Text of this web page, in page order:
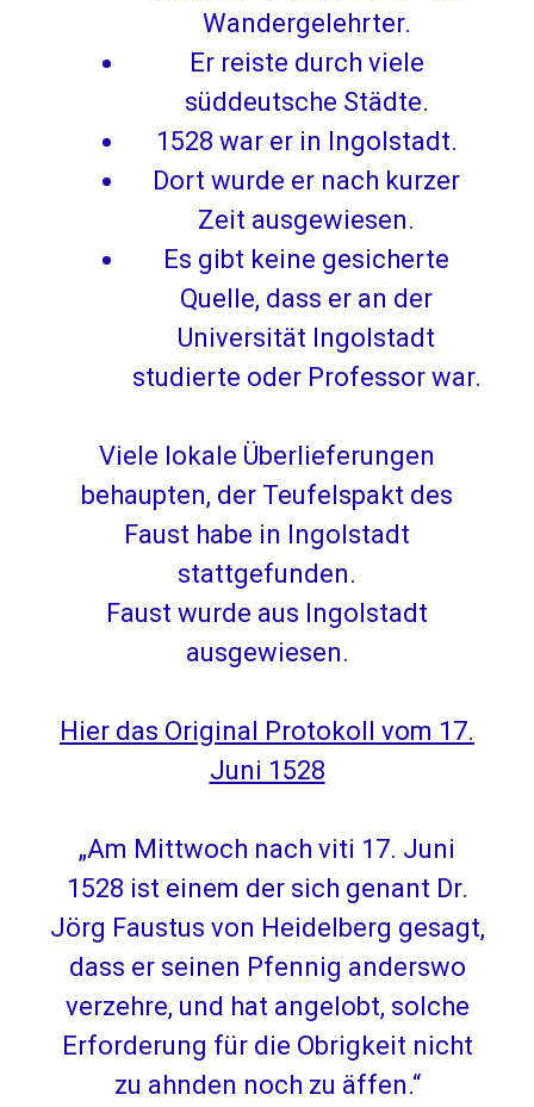
Wandergelehrter.
Er reiste durch viele
süddeutsche Städte.
1528 war er in Ingolstadt.
Dort wurde er nach kurzer
Zeit ausgewiesen.
Es gibt keine gesicherte
Quelle, dass er an der
Universität Ingolstadt
studierte oder Professor war.
Viele lokale Überlieferungen
behaupten, der Teufelspakt des
Faust habe in Ingolstadt
stattgefunden.
Faust wurde aus Ingolstadt
ausgewiesen.
Hier das Original Protokoll vom 17.
Juni 1528
„Am Mittwoch nach viti 17. Juni
1528 ist einem der sich genant Dr.
Jörg Faustus von Heidelberg gesagt,
dass er seinen Pfennig anderswo
verzehre, und hat angelobt, solche
Erforderung für die Obrigkeit nicht
zu ahnden noch zu äffen.“